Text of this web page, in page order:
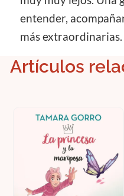
entender,
más extraordinarias.
Artículos